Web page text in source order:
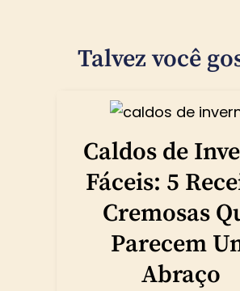
Talvez você
Caldos de
Fáceis: 5
Cremosas
Parecem
Abraço